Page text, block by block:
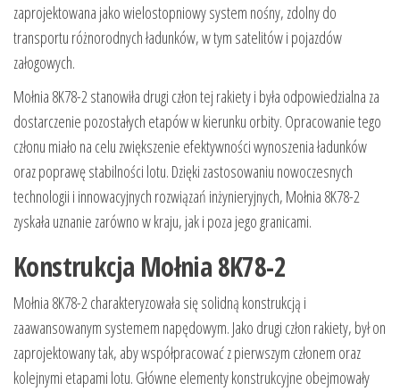
zaprojektowana jako wielostopniowy system nośny, zdolny do
transportu różnorodnych ładunków, w tym satelitów i pojazdów
załogowych.
Mołnia 8K78-2 stanowiła drugi człon tej rakiety i była odpowiedzialna za
dostarczenie pozostałych etapów w kierunku orbity. Opracowanie tego
członu miało na celu zwiększenie efektywności wynoszenia ładunków
oraz poprawę stabilności lotu. Dzięki zastosowaniu nowoczesnych
technologii i innowacyjnych rozwiązań inżynieryjnych, Mołnia 8K78-2
zyskała uznanie zarówno w kraju, jak i poza jego granicami.
Konstrukcja Mołnia 8K78-2
Mołnia 8K78-2 charakteryzowała się solidną konstrukcją i
zaawansowanym systemem napędowym. Jako drugi człon rakiety, był on
zaprojektowany tak, aby współpracować z pierwszym członem oraz
kolejnymi etapami lotu. Główne elementy konstrukcyjne obejmowały